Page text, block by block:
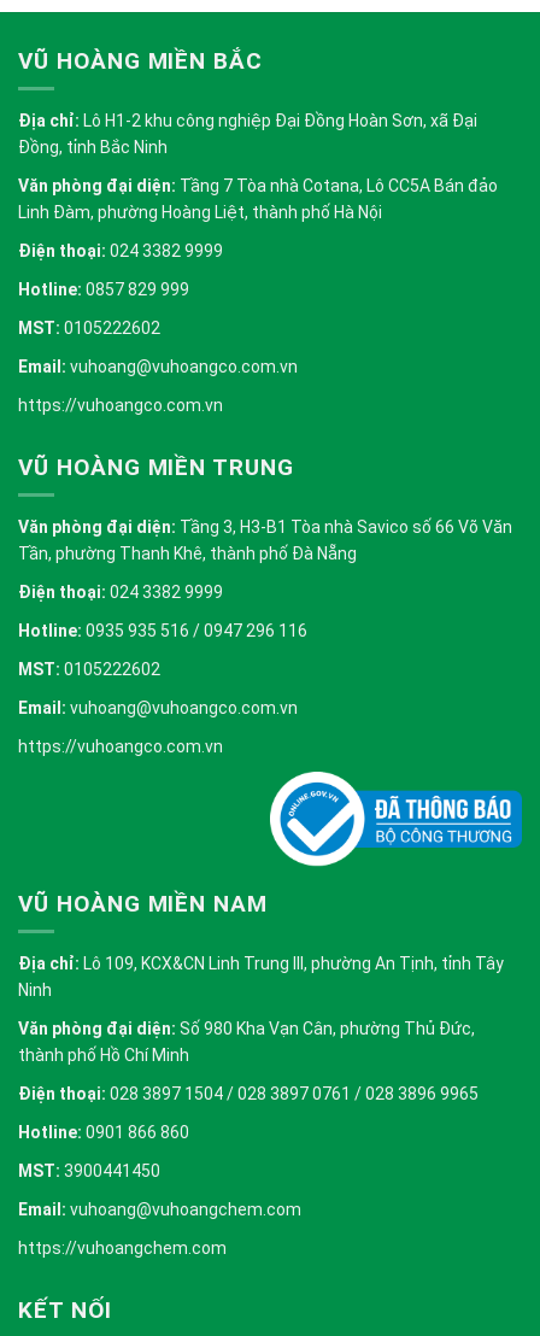
VŨ HOÀNG MIỀN BẮC
Địa chỉ: Lô H1-2 khu công nghiệp Đại Đồng Hoàn Sơn, xã Đại
Đồng, tỉnh Bắc Ninh
Văn phòng đại diện: Tầng 7 Tòa nhà Cotana, Lô CC5A Bán đảo
Linh Đàm, phường Hoàng Liệt, thành phố Hà Nội
Điện thoại: 024 3382 9999
Hotline: 0857 829 999
MST: 0105222602
Email: vuhoang@vuhoangco.com.vn
https://vuhoangco.com.vn
VŨ HOÀNG MIỀN TRUNG
Văn phòng đại diện: Tầng 3, H3-B1 Tòa nhà Savico số 66 Võ Văn
Tần, phường Thanh Khê, thành phố Đà Nẵng
Điện thoại: 024 3382 9999
Hotline: 0935 935 516 / 0947 296 116
MST: 0105222602
Email: vuhoang@vuhoangco.com.vn
https://vuhoangco.com.vn
VŨ HOÀNG MIỀN NAM
Địa chỉ: Lô 109, KCX&CN Linh Trung III, phường An Tịnh, tỉnh Tây
Ninh
Văn phòng đại diện: Số 980 Kha Vạn Cân, phường Thủ Đức,
thành phố Hồ Chí Minh
Điện thoại: 028 3897 1504 / 028 3897 0761 / 028 3896 9965
Hotline: 0901 866 860
MST: 3900441450
Email: vuhoang@vuhoangchem.com
https://vuhoangchem.com
KẾT NỐI